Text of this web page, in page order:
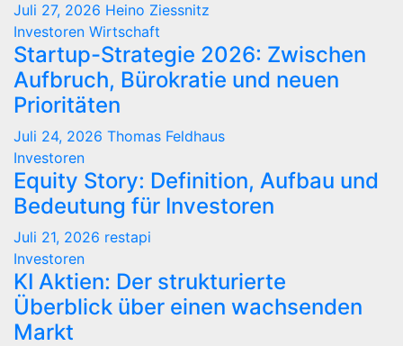
Juli 27, 2026 Heino Ziessnitz
Investoren Wirtschaft
Startup-Strategie 2026: Zwischen
Aufbruch, Bürokratie und neuen
Prioritäten
Juli 24, 2026 Thomas Feldhaus
Investoren
Equity Story: Definition, Aufbau und
Bedeutung für Investoren
Juli 21, 2026 restapi
Investoren
KI Aktien: Der strukturierte
Überblick über einen wachsenden
Markt